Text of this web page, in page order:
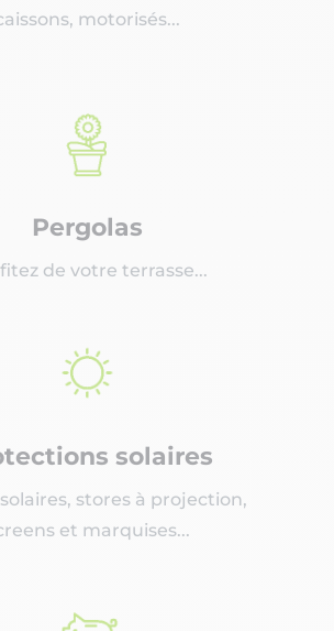
motorisés...
Pergolas
de votre terrasse...
solaires
stores à projection,
et marquises...